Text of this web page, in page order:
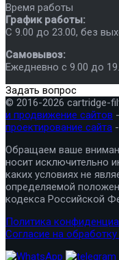
Время работы
График работы:
C 9.00 до 23.00, без
Самовывоз:
Ежедневно с 9.00 до
Задать вопрос
© 2016-2026 cartridge-
и продвижение сайтов
проектирование сайта
Обращаем ваше
носит исключительно
каких условиях не
определяемой
кодекса Российской
Политика
Согласие на